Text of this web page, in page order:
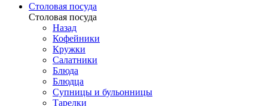
Столовая посуда
Столовая посуда
Назад
Кофейники
Кружки
Салатники
Блюда
Блюдца
Супницы и бульонницы
Тарелки